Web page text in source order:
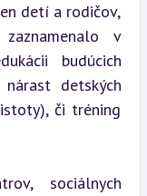
detí a rodičov,
v
budúcich
detských
či tréning
sociálnych